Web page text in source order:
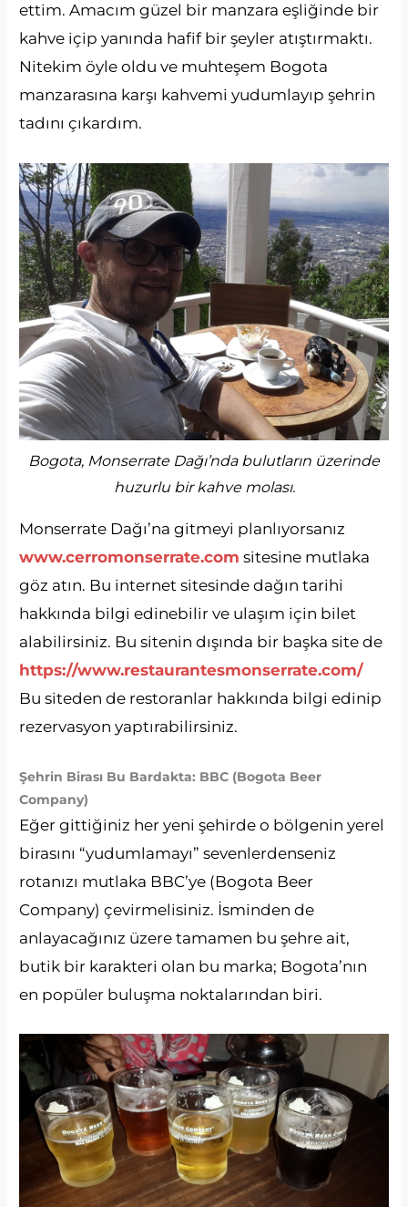
ettim. Amacım güzel bir manzara eşliğinde bir
kahve içip yanında hafif bir şeyler atıştırmaktı.
Nitekim öyle oldu ve muhteşem Bogota
manzarasına karşı kahvemi yudumlayıp şehrin
tadını çıkardım.
Bogota, Monserrate Dağı’nda bulutların üzerinde
huzurlu bir kahve molası.
Monserrate Dağı’na gitmeyi planlıyorsanız
www.cerromonserrate.com sitesine mutlaka
göz atın. Bu internet sitesinde dağın tarihi
hakkında bilgi edinebilir ve ulaşım için bilet
alabilirsiniz. Bu sitenin dışında bir başka site de
https://www.restaurantesmonserrate.com/
Bu siteden de restoranlar hakkında bilgi edinip
rezervasyon yaptırabilirsiniz.
Şehrin Birası Bu Bardakta: BBC (Bogota Beer
Company)
Eğer gittiğiniz her yeni şehirde o bölgenin yerel
birasını “yudumlamayı” sevenlerdenseniz
rotanızı mutlaka BBC’ye (Bogota Beer
Company) çevirmelisiniz. İsminden de
anlayacağınız üzere tamamen bu şehre ait,
butik bir karakteri olan bu marka; Bogota’nın
en popüler buluşma noktalarından biri.